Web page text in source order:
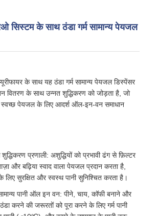
सिस्टम के साथ ठंडा गर्म सामान्य पेयजल
के साथ यह ठंडा गर्म सामान्य पेयजल डिस्पेंसर
वितरण के साथ उन्नत शुद्धिकरण को जोड़ता है, जो
स्वच्छ पेयजल के लिए आदर्श ऑल-इन-वन समाधान
प्रणाली: अशुद्धियों को प्रभावी ढंग से फ़िल्टर
और बढ़िया स्वाद वाला पेयजल प्रदान करता है,
लिए सुरक्षित और स्वस्थ पानी सुनिश्चित करता है।
पानी ऑल इन वन: पीने, चाय, कॉफी बनाने और
करने की जरूरतों को पूरा करने के लिए गर्म पानी